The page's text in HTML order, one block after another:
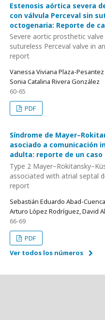
Estenosis aórtica severa
con válvula Perceval sin
octogenaria: Reporte de
Severe aortic prosthetic
sutureless Perceval valve in
report
Vanessa Viviana Plaza-
Sonia Catalina Rivera González
60-65
PDF
Síndrome de
asociado a comunicación
adulta: reporte de un caso
Type 2
associated with atrial septal
report
Sebastián Eduardo Abad-
Arturo López Rodríguez, David
66-69
PDF
Ver todos los números